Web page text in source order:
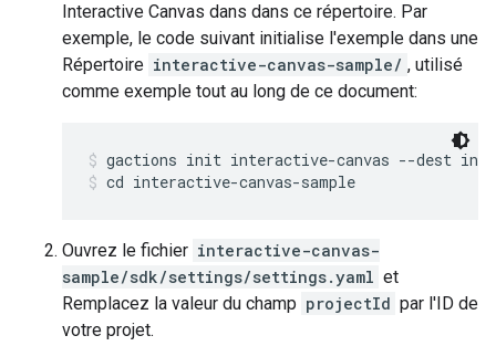
Interactive Canvas dans dans ce répertoire. Par
exemple, le code suivant initialise l'exemple dans une
Répertoire interactive-canvas-sample/ , utilisé
comme exemple tout au long de ce document:
gactions init interactive-canvas --dest
cd interactive-canvas-sample
Ouvrez le fichier interactive-canvas-
sample/sdk/settings/settings.yaml et
Remplacez la valeur du champ projectId par l'ID de
votre projet.